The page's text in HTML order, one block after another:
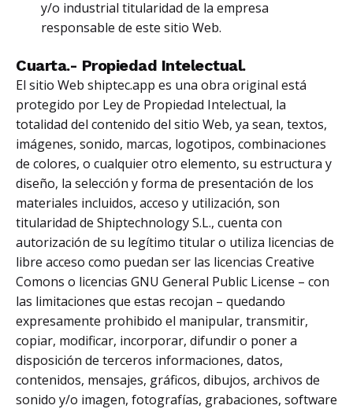
y/o industrial titularidad de la empresa
responsable de este sitio Web.
Cuarta.- Propiedad Intelectual.
El sitio Web shiptec.app es una obra original está
protegido por Ley de Propiedad Intelectual, la
totalidad del contenido del sitio Web, ya sean, textos,
imágenes, sonido, marcas, logotipos, combinaciones
de colores, o cualquier otro elemento, su estructura y
diseño, la selección y forma de presentación de los
materiales incluidos, acceso y utilización, son
titularidad de Shiptechnology S.L., cuenta con
autorización de su legítimo titular o utiliza licencias de
libre acceso como puedan ser las licencias Creative
Comons o licencias GNU General Public License – con
las limitaciones que estas recojan – quedando
expresamente prohibido el manipular, transmitir,
copiar, modificar, incorporar, difundir o poner a
disposición de terceros informaciones, datos,
contenidos, mensajes, gráficos, dibujos, archivos de
sonido y/o imagen, fotografías, grabaciones, software